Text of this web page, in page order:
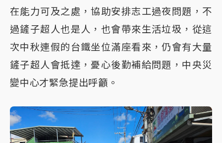
在能力可及之處，協助安排志工過夜問題，不
過鏟子超人也是人，也會帶來生活垃圾，從這
次中秋連假的台鐵坐位滿座看來，仍會有大量
鏟子超人會抵達，憂心後勤補給問題，中央災
變中心才緊急提出呼籲。